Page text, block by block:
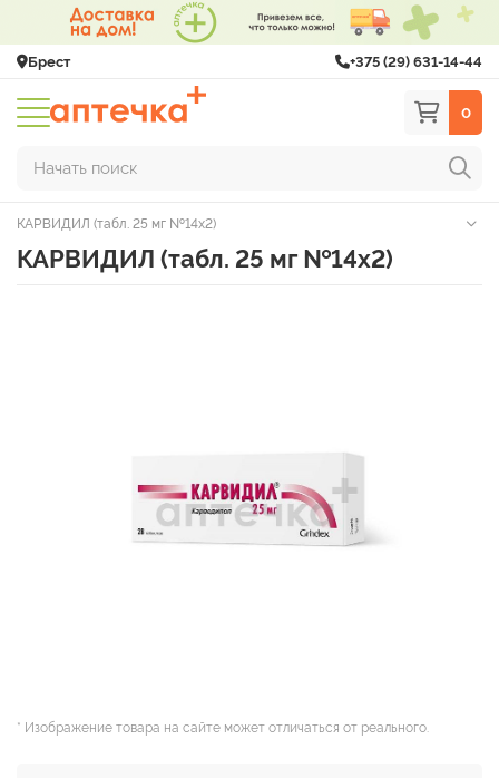
Брест +375 (29) 631-14-44
0
Начать поиск
КАРВИДИЛ (табл. 25 мг №14х2)
КАРВИДИЛ (табл. 25 мг №14х2)
* Изображение товара на сайте может отличаться от реального.